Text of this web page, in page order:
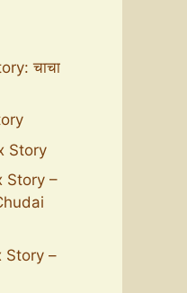
चाचा
Story
Story –
Story –